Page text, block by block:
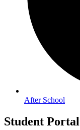
After School
Student Portal